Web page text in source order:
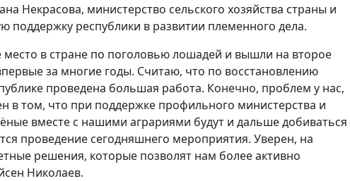
Некрасова, министерство сельского хозяйства страны и
поддержку республики в развитии племенного дела.
в стране по поголовью лошадей и вышли на второе
за многие годы. Считаю, что по восстановлению
проведена большая работа. Конечно, проблем у нас,
в том, что при поддержке профильного министерства и
вместе с нашими аграриями будут и дальше добиваться
проведение сегодняшнего мероприятия. Уверен, на
решения, которые позволят нам более активно
Николаев.